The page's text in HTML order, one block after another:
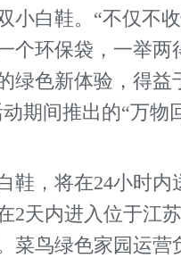
小白鞋。“不仅不
个环保袋，一举两
绿色新体验，得益
动期间推出的“万物
，将在24小时内
2天内进入位于江
菜鸟绿色家园运营